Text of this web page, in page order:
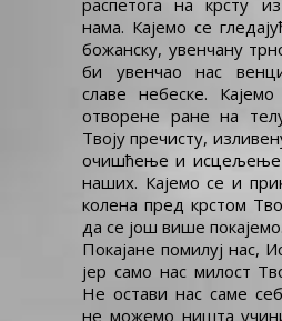
распетога на крсту
нама. Кајемо се
божанску, увенчану
би увенчао нас
славе небеске.
отворене ране на
Твоју пречисту,
очишћење и исцељење
наших. Кајемо се и
колена пред крстом
да се још више покајемо.
Покајане помилуј нас,
јер само нас милост
Не остави нас саме
не можемо ништа